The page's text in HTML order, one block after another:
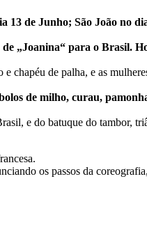
13 de Junho; São João no
„Joanina“ para o Brasil.
chapéu de palha, e as
de milho, curau,
e do batuque do tambor,
os passos da